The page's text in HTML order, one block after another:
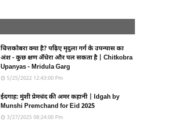
चित्तकोबरा क्या है? पढ़िए मृदुला गर्ग के उपन्यास का
अंश - कुछ क्षण अँधेरा और पल सकता है | Chitkobra
Upanyas - Mridula Garg
5/25/2022 12:43:00 Pm
ईदगाह: मुंशी प्रेमचंद की अमर कहानी | Idgah by
Munshi Premchand for Eid 2025
3/27/2025 08:24:00 Pm